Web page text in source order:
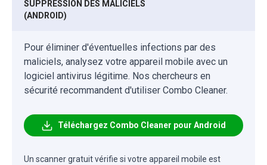
SUPPRESSION DES MALICIELS
(ANDROID)
Pour éliminer d'éventuelles infections par des
maliciels, analysez votre appareil mobile avec un
logiciel antivirus légitime. Nos chercheurs en
sécurité recommandent d'utiliser Combo Cleaner.
Téléchargez Combo Cleaner pour Android
Un scanner gratuit vérifie si votre appareil mobile est